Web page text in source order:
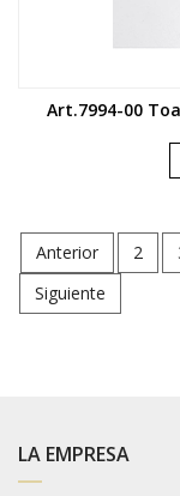
Art.7994-00
Anterior 2
Siguiente
LA EMPRESA